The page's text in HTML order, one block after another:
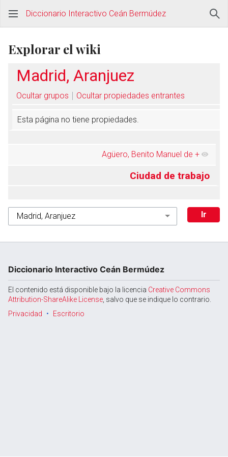
Abrir menú principal
Diccionario Interactivo Ceán Bermúdez
Explorar el wiki
Madrid, Aranjuez
Ocultar grupos Ocultar propiedades entrantes
Esta página no tiene propiedades.
Agüero, Benito Manuel de +
Ciudad de trabajo
Diccionario Interactivo Ceán Bermúdez
El contenido está disponible bajo la licencia Creative Commons
Attribution-ShareAlike License , salvo que se indique lo contrario.
Privacidad
Escritorio